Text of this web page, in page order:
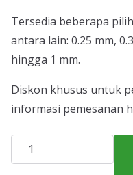
Tersedia beberapa
antara lain: 0.25 mm,
hingga 1 mm.
Diskon khusus untuk
informasi pemesanan
Kuantitas
Harga